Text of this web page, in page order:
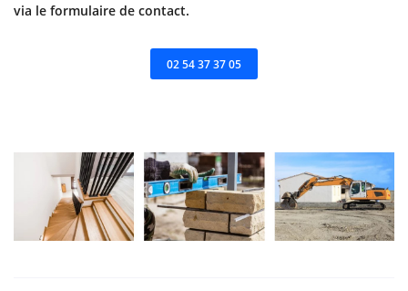
via le formulaire de contact.
02 54 37 37 05